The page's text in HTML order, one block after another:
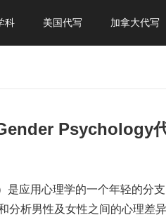
科 美国代写 加拿大代写
Psychology
应用心理学的一个年轻的分
分析男性及女性之间的心理差